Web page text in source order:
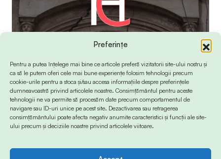
Preferințe
Pentru a putea înțelege mai bine ce articole preferă vizitatorii site-ului nostru și
ca să le putem oferi cele mai bune experiențe folosim tehnologii precum
cookie-urile pentru a stoca și/sau accesa informațiile despre preferințele
dumneavoastră privind articolele noastre. Consimțământul pentru aceste
tehnologii ne va permite să procesăm date precum comportamentul de
navigare sau ID-uri unice pe acest site. Dezactivarea sau retragerea
consimțământului poate afecta negativ anumite caracteristici și funcții ale site-
ului precum și deciziile noastre privind articolele viitoare.